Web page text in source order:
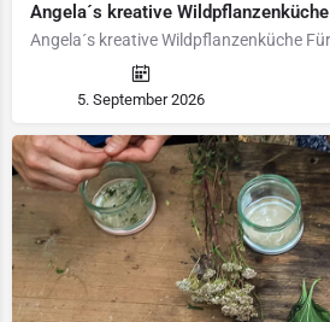
Angela´s kreative Wildpflanzenküche
5. September 2026